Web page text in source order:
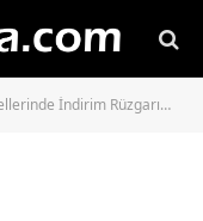
İndirim Rüzgarı Başladı!